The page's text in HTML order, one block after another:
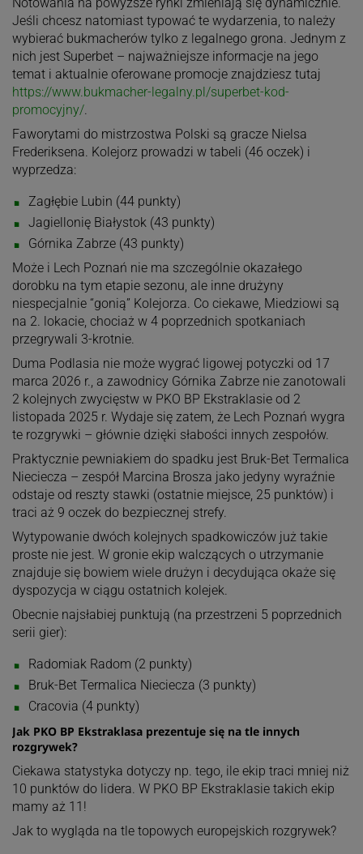
Jeśli chcesz natomiast typować te wydarzenia, to należy
wybierać bukmacherów tylko z legalnego grona. Jednym z
nich jest Superbet – najważniejsze informacje na jego
temat i aktualnie oferowane promocje znajdziesz tutaj
https://www.bukmacher-legalny.pl/superbet-kod-
promocyjny/.
Faworytami do mistrzostwa Polski są gracze Nielsa
Frederiksena. Kolejorz prowadzi w tabeli (46 oczek) i
wyprzedza:
Zagłębie Lubin (44 punkty)
Jagiellonię Białystok (43 punkty)
Górnika Zabrze (43 punkty)
Może i Lech Poznań nie ma szczególnie okazałego
dorobku na tym etapie sezonu, ale inne drużyny
niespecjalnie “gonią” Kolejorza. Co ciekawe, Miedziowi są
na 2. lokacie, chociaż w 4 poprzednich spotkaniach
przegrywali 3-krotnie.
Duma Podlasia nie może wygrać ligowej potyczki od 17
marca 2026 r., a zawodnicy Górnika Zabrze nie zanotowali
2 kolejnych zwycięstw w PKO BP Ekstraklasie od 2
listopada 2025 r. Wydaje się zatem, że Lech Poznań wygra
te rozgrywki – głównie dzięki słabości innych zespołów.
Praktycznie pewniakiem do spadku jest Bruk-Bet Termalica
Nieciecza – zespół Marcina Brosza jako jedyny wyraźnie
odstaje od reszty stawki (ostatnie miejsce, 25 punktów) i
traci aż 9 oczek do bezpiecznej strefy.
Wytypowanie dwóch kolejnych spadkowiczów już takie
proste nie jest. W gronie ekip walczących o utrzymanie
znajduje się bowiem wiele drużyn i decydująca okaże się
dyspozycja w ciągu ostatnich kolejek.
Obecnie najsłabiej punktują (na przestrzeni 5 poprzednich
serii gier):
Radomiak Radom (2 punkty)
Bruk-Bet Termalica Nieciecza (3 punkty)
Cracovia (4 punkty)
Jak PKO BP Ekstraklasa prezentuje się na tle innych
rozgrywek?
Ciekawa statystyka dotyczy np. tego, ile ekip traci mniej niż
10 punktów do lidera. W PKO BP Ekstraklasie takich ekip
mamy aż 11!
Jak to wygląda na tle topowych europejskich rozgrywek?